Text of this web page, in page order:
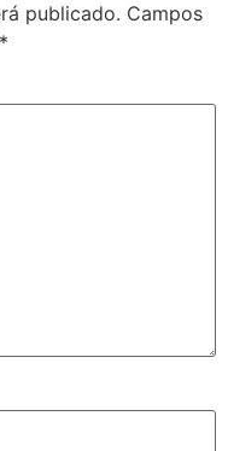
publicado. Campos
*